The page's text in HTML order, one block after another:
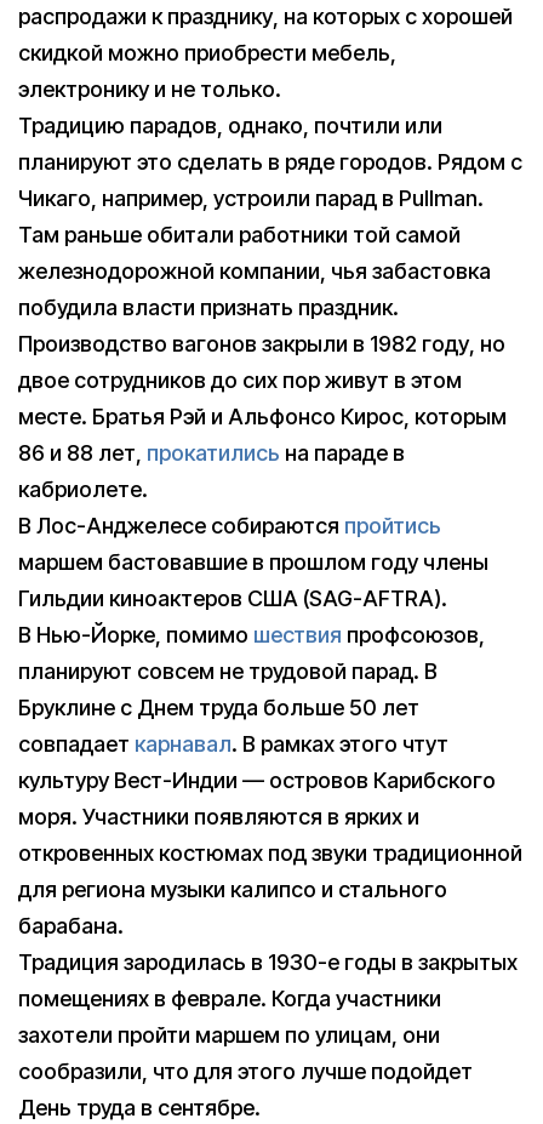
распродажи к празднику, на которых с хорошей
скидкой можно приобрести мебель,
электронику и не только.
Традицию парадов, однако, почтили или
планируют это сделать в ряде городов. Рядом с
Чикаго, например, устроили парад в Pullman.
Там раньше обитали работники той самой
железнодорожной компании, чья забастовка
побудила власти признать праздник.
Производство вагонов закрыли в 1982 году, но
двое сотрудников до сих пор живут в этом
месте. Братья Рэй и Альфонсо Кирос, которым
86 и 88 лет, прокатились на параде в
кабриолете.
В Лос-Анджелесе собираются пройтись
маршем бастовавшие в прошлом году члены
Гильдии киноактеров США (SAG-AFTRA).
В Нью-Йорке, помимо шествия профсоюзов,
планируют совсем не трудовой парад. В
Бруклине с Днем труда больше 50 лет
совпадает карнавал. В рамках этого чтут
культуру Вест-Индии — островов Карибского
моря. Участники появляются в ярких и
откровенных костюмах под звуки традиционной
для региона музыки калипсо и стального
барабана.
Традиция зародилась в 1930-е годы в закрытых
помещениях в феврале. Когда участники
захотели пройти маршем по улицам, они
сообразили, что для этого лучше подойдет
День труда в сентябре.